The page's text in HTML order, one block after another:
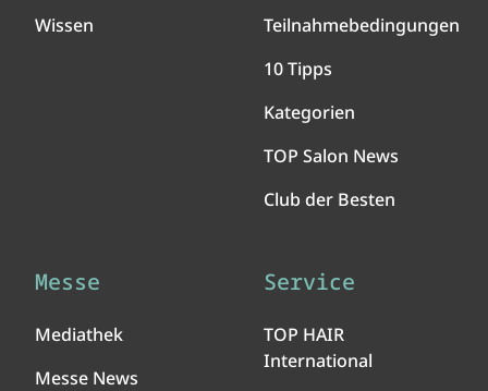
Wissen
Teilnahmebedingungen
10 Tipps
Kategorien
TOP Salon News
Club der Besten
Messe
Mediathek
Messe News
Service
TOP HAIR
International